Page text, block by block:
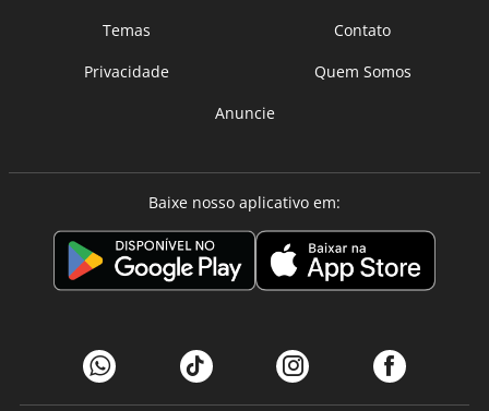
Temas
Contato
Privacidade
Quem Somos
Anuncie
Baixe nosso aplicativo em: